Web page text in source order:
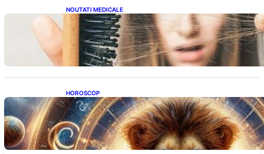
NOUTATI MEDICALE
Semnele unei deficiențe de proteine:
Impactul asupra sănătății tale
HOROSCOP
Portalul Leului 8/8: Oportunități de
Abundență pentru Cinci Zodii în 2026